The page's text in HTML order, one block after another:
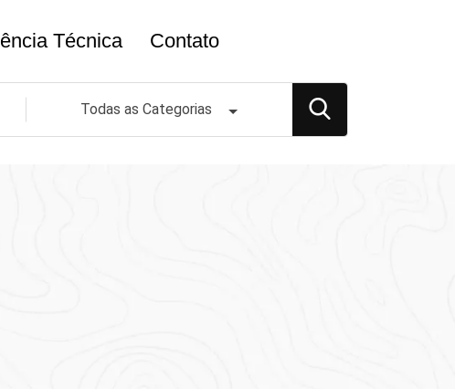
Técnica Contato
Todas as Categorias